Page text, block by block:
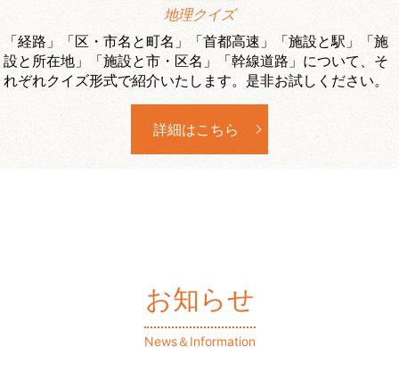
地理クイズ
「経路」「区・市名と町名」「首都高速」「施設と駅」「施
設と所在地」「施設と市・区名」「幹線道路」について、そ
れぞれクイズ形式で紹介いたします。是非お試しください。
詳細はこちら
お知らせ
News＆Information